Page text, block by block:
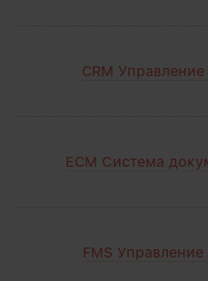
CRM
ECM Система
FMS